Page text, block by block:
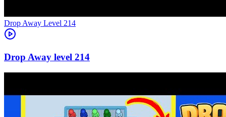
Level 214
214